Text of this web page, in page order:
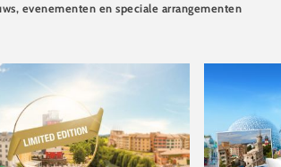
evenementen en speciale arrangementen